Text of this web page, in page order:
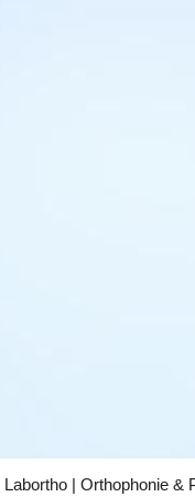
Labortho | Orthophonie &